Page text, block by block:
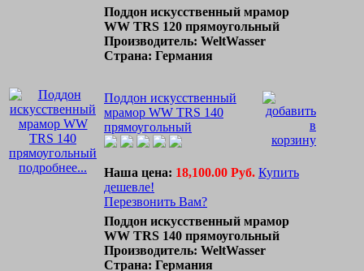
Поддон искусственный мрамор
WW TRS 120 прямоугольный
Производитель: WeltWasser
Страна: Германия
подробнее...
Поддон искусственный
мрамор WW TRS 140
прямоугольный
Наша цена: 18,100.00 Руб. Купить
дешевле!
Перезвонить Вам?
Поддон искусственный мрамор
WW TRS 140 прямоугольный
Производитель: WeltWasser
Страна: Германия